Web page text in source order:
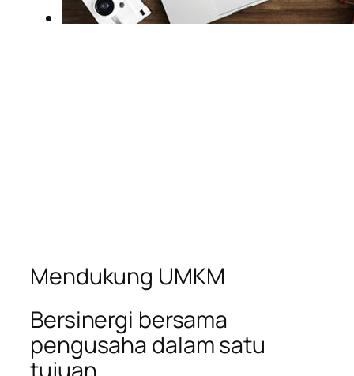
Mendukung UMKM
Bersinergi bersama
pengusaha dalam satu